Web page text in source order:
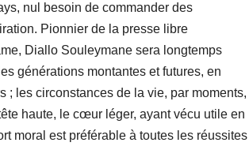
nul besoin de commander des
Pionnier de la presse libre
Diallo Souleymane sera longtemps
générations montantes et futures, en
; les circonstances de la vie, par moments,
haute, le cœur léger, ayant vécu utile en
moral est préférable à toutes les réussites